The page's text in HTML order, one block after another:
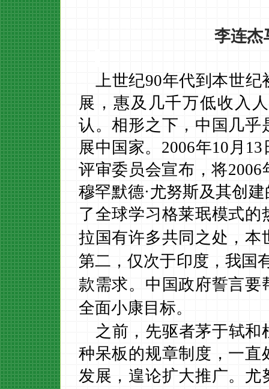
李连杰
上世纪90年代到本世纪
展，惠及几千万低收入
认。相形之下，中国几
展中国家。2006年10月13
评审委员会宣布，将2006
穆罕默德·尤努斯及其创
了全球学习格莱珉模式
拉国有许多共同之处，本
第二，仅次于印度，我国
款需求。中国政府誓言要
全面小康目标。
之前，先驱者茅于轼和
种呆板的规章制度，一
发展，遑论扩大推广。尤